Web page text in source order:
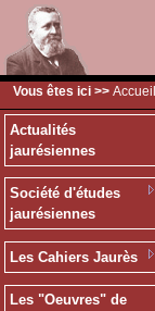
Vous êtes ici >> Accueil
Actualités
jaurésiennes
Société d'études
jaurésiennes
Les Cahiers Jaurès
Les "Oeuvres" de